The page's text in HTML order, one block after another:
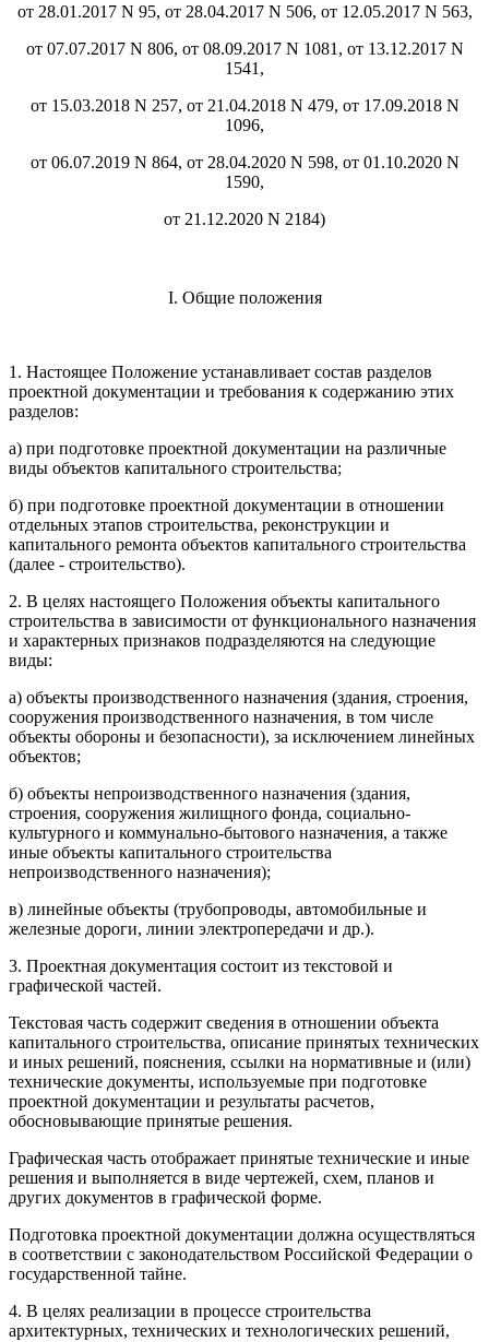
от 28.01.2017 N 95, от 28.04.2017 N 506, от 12.05.2017 N 563,
от 07.07.2017 N 806, от 08.09.2017 N 1081, от 13.12.2017 N
1541,
от 15.03.2018 N 257, от 21.04.2018 N 479, от 17.09.2018 N
1096,
от 06.07.2019 N 864, от 28.04.2020 N 598, от 01.10.2020 N
1590,
от 21.12.2020 N 2184)
I. Общие положения
1. Настоящее Положение устанавливает состав разделов
проектной документации и требования к содержанию этих
разделов:
а) при подготовке проектной документации на различные
виды объектов капитального строительства;
б) при подготовке проектной документации в отношении
отдельных этапов строительства, реконструкции и
капитального ремонта объектов капитального строительства
(далее - строительство).
2. В целях настоящего Положения объекты капитального
строительства в зависимости от функционального назначения
и характерных признаков подразделяются на следующие
виды:
а) объекты производственного назначения (здания, строения,
сооружения производственного назначения, в том числе
объекты обороны и безопасности), за исключением линейных
объектов;
б) объекты непроизводственного назначения (здания,
строения, сооружения жилищного фонда, социально-
культурного и коммунально-бытового назначения, а также
иные объекты капитального строительства
непроизводственного назначения);
в) линейные объекты (трубопроводы, автомобильные и
железные дороги, линии электропередачи и др.).
3. Проектная документация состоит из текстовой и
графической частей.
Текстовая часть содержит сведения в отношении объекта
капитального строительства, описание принятых технических
и иных решений, пояснения, ссылки на нормативные и (или)
технические документы, используемые при подготовке
проектной документации и результаты расчетов,
обосновывающие принятые решения.
Графическая часть отображает принятые технические и иные
решения и выполняется в виде чертежей, схем, планов и
других документов в графической форме.
Подготовка проектной документации должна осуществляться
в соответствии с законодательством Российской Федерации о
государственной тайне.
4. В целях реализации в процессе строительства
архитектурных, технических и технологических решений,